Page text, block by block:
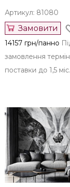
Артикул: 81080
Замовити
14157 грн/панно
замовлення термін
поставки до 1,5 міс.